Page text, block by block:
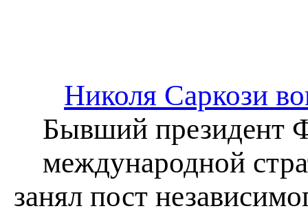
Николя Саркози
Бывший президент
международной
занял пост